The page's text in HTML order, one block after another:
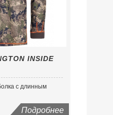
INSIDE
с длинным
Подробнее